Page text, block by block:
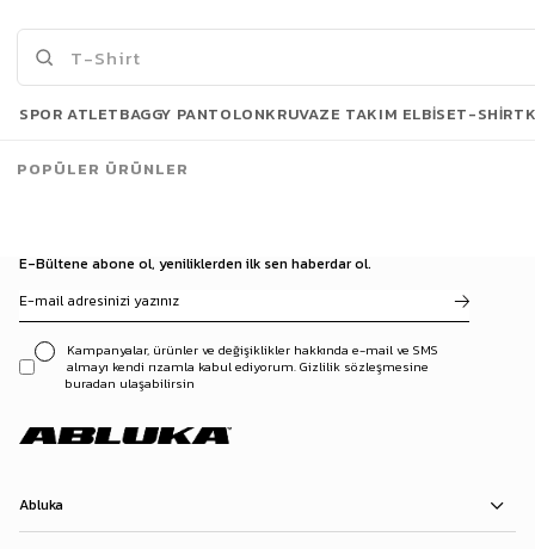
İNDİRİM
Son Bakılanlar
E-Bültene abone ol, yeniliklerden ilk sen haberdar ol.
Kampanyalar, ürünler ve değişiklikler hakkında e-mail ve SMS
almayı kendi rızamla kabul ediyorum. Gizlilik sözleşmesine
buradan ulaşabilirsin
Abluka
SPOR ATLETBAGGY PANTOLONKRUVAZE TAKIM ELBISET-SHIRT
POPÜLER ÜRÜNLER